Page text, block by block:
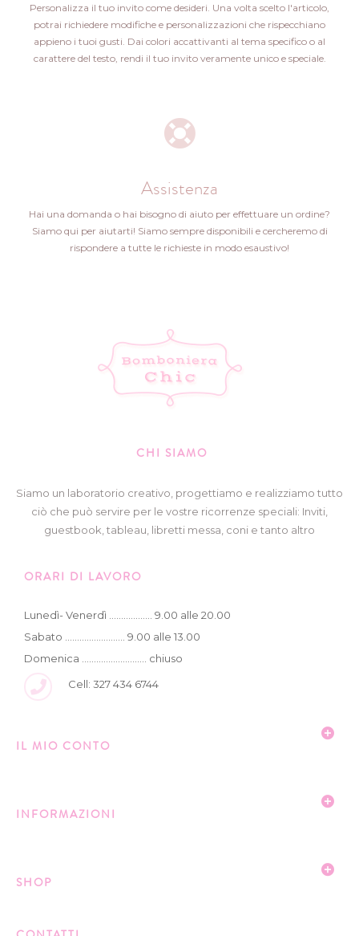
Personalizza il tuo invito come desideri. Una volta scelto l'articolo,
potrai richiedere modifiche e personalizzazioni che rispecchiano
appieno i tuoi gusti. Dai colori accattivanti al tema specifico o al
carattere del testo, rendi il tuo invito veramente unico e speciale.
Assistenza
Hai una domanda o hai bisogno di aiuto per effettuare un ordine?
Siamo qui per aiutarti! Siamo sempre disponibili e cercheremo di
rispondere a tutte le richieste in modo esaustivo!
CHI SIAMO
Siamo un laboratorio creativo, progettiamo e realizziamo tutto
ciò che può servire per le vostre ricorrenze speciali: Inviti,
guestbook, tableau, libretti messa, coni e tanto altro
ORARI DI LAVORO
Lunedì- Venerdì .................. 9.00 alle 20.00
Sabato ......................... 9.00 alle 13.00
Domenica ........................... chiuso
Cell: 327 434 6744
IL MIO CONTO
INFORMAZIONI
SHOP